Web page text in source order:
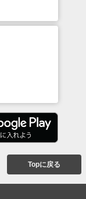
Topに戻る